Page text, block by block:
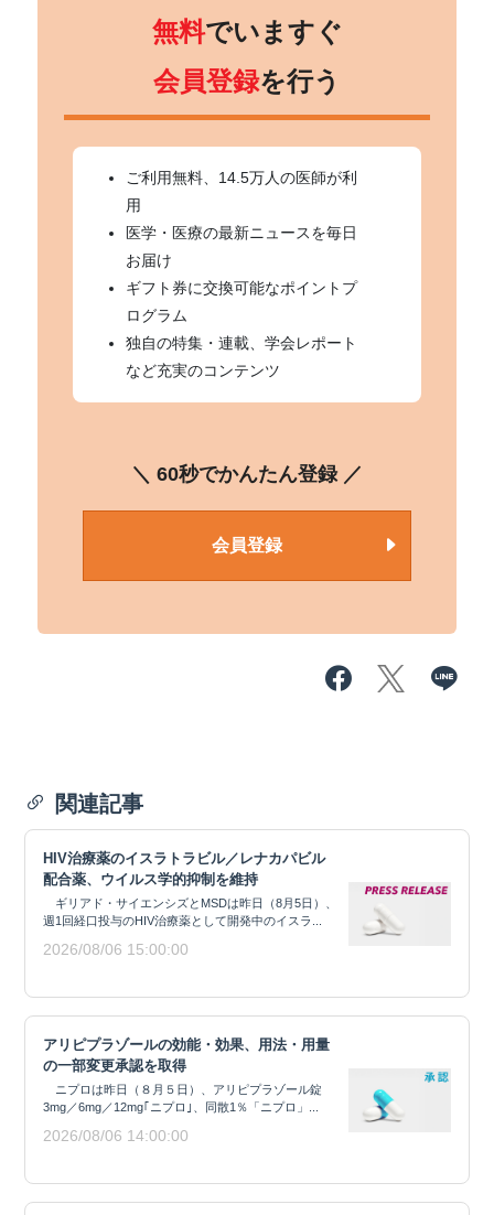
無料でいますぐ
会員登録を行う
ご利用無料、14.5万人の医師が利
用
医学・医療の最新ニュースを毎日
お届け
ギフト券に交換可能なポイントプ
ログラム
独自の特集・連載、学会レポート
など充実のコンテンツ
＼ 60秒でかんたん登録 ／
会員登録
関連記事
HIV治療薬のイスラトラビル／レナカパビル
配合薬、ウイルス学的抑制を維持
ギリアド・サイエンシズとMSDは昨日（8月5日）、
週1回経口投与のHIV治療薬として開発中のイスラ...
2026/08/06 15:00:00
アリピプラゾールの効能・効果、用法・用量
の一部変更承認を取得
ニプロは昨日（８月５日）、アリピプラゾール錠
3mg／6mg／12mg｢ニプロ｣、同散1％「ニプロ」...
2026/08/06 14:00:00